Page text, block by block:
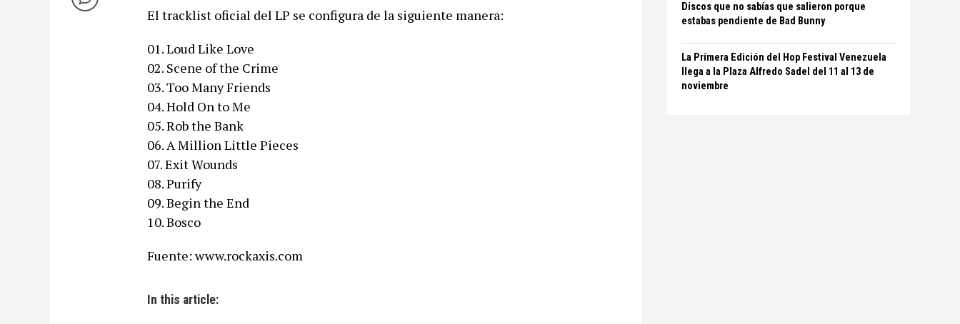
El tracklist oficial del LP se configura de la siguiente manera:
01. Loud Like Love
02. Scene of the Crime
03. Too Many Friends
04. Hold On to Me
05. Rob the Bank
06. A Million Little Pieces
07. Exit Wounds
08. Purify
09. Begin the End
10. Bosco
Fuente: www.rockaxis.com
In this article:
Discos que no sabías que salieron porque
estabas pendiente de Bad Bunny
La Primera Edición del Hop Festival Venezuela
llega a la Plaza Alfredo Sadel del 11 al 13 de
noviembre